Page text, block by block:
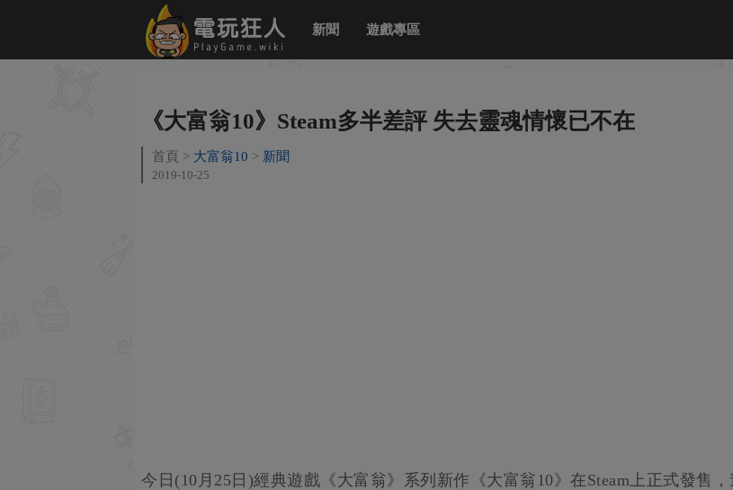
新聞 遊戲專區
《大富翁10》Steam多半差評 失去靈魂情懷已不在
首頁 大富翁10 新聞
2019-10-25
今日(10月25日)經典遊戲《大富翁》系列新作《大富翁10》在Steam上正式發售，